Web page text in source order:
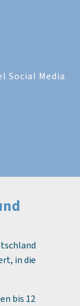
Social Media
in die
bis 12